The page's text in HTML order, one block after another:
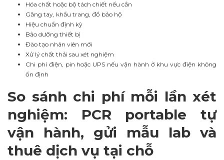
Hóa chất hoặc bộ tách chiết nếu cần
Găng tay, khẩu trang, đồ bảo hộ
Hiệu chuẩn định kỳ
Bảo dưỡng thiết bị
Đào tạo nhân viên mới
Xử lý chất thải sau xét nghiệm
Chi phí điện, pin hoặc UPS nếu vận hành ở khu vực điện không
ổn định
So sánh chi phí mỗi lần xét
nghiệm: PCR portable tự
vận hành, gửi mẫu lab và
thuê dịch vụ tại chỗ